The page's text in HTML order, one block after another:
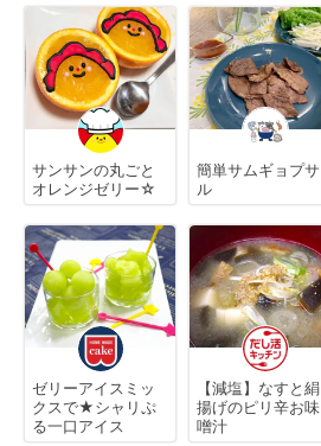
サンサンの丸ごと
オレンジゼリー☆
簡単サムギョプサ
ル
ゼリーアイスミッ
クスで★シャリぷ
る一口アイス
【減塩】なすと絹
揚げのピリ辛お味
噌汁